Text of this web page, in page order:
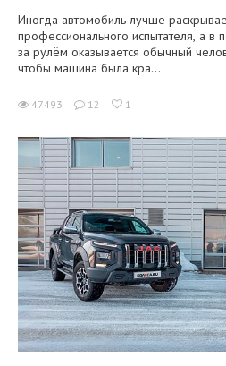
Иногда автомобиль лучше
профессионального испытателя, а в
за рулём оказывается обычный
чтобы машина была кра...
47493 12 1